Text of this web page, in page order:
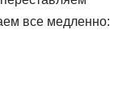
все медленно: